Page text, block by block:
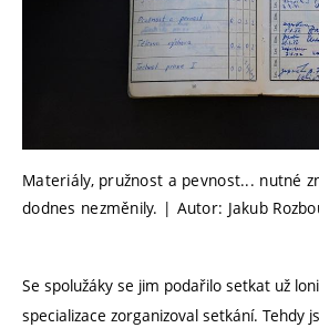
Materiály, pružnost a pevnost... nutné
dodnes nezměnily. | Autor: Jakub
Se spolužáky se jim podařilo setkat už
specializace zorganizoval setkání. Tehdy